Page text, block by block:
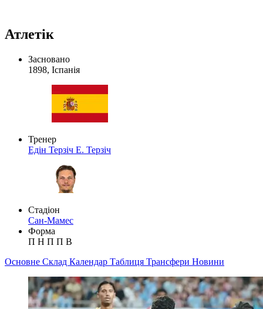
Атлетік
Засновано
1898, Іспанія
Тренер
Едін Терзіч Е. Терзіч
Стадіон
Сан-Мамес
Форма
П Н П П В
Основне Склад Календар Таблиця Трансфери Новини